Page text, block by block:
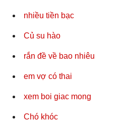
nhiều tiền bạc
Củ su hào
rắn đề về bao nhiêu
em vợ có thai
xem boi giac mong
Chó khóc